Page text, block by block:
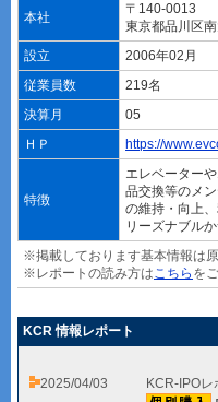
本社
〒140-0013
東京都品川区
設立
2006年02月
従業員数
219名
決算月
05
ＨＰ
https://
特徴
エレベーター
品交換等のメ
の維持・向上
リーズナブル
※掲載しております基本情報は
※レポートの読み方はこちら を
KCR 情報レポート
2025/04/03 KCR-IPOレ